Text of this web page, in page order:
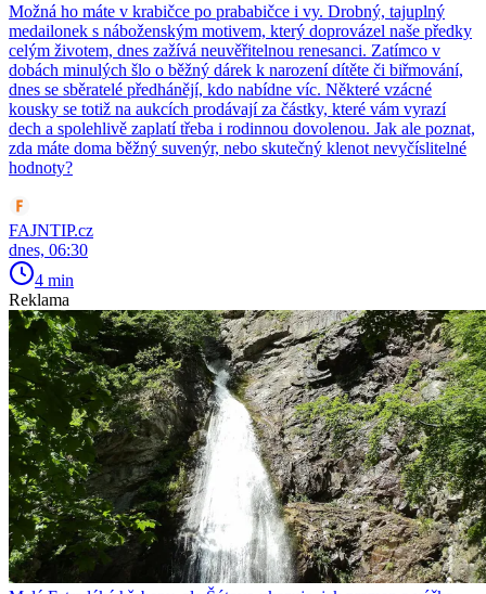
Možná ho máte v krabičce po prababičce i vy. Drobný, tajuplný
medailonek s náboženským motivem, který doprovázel naše předky
celým životem, dnes zažívá neuvěřitelnou renesanci. Zatímco v
dobách minulých šlo o běžný dárek k narození dítěte či biřmování,
dnes se sběratelé předhánějí, kdo nabídne víc. Některé vzácné
kousky se totiž na aukcích prodávají za částky, které vám vyrazí
dech a spolehlivě zaplatí třeba i rodinnou dovolenou. Jak ale poznat,
zda máte doma běžný suvenýr, nebo skutečný klenot nevyčíslitelné
hodnoty?
FAJNTIP.cz
dnes, 06:30
4 min
Reklama